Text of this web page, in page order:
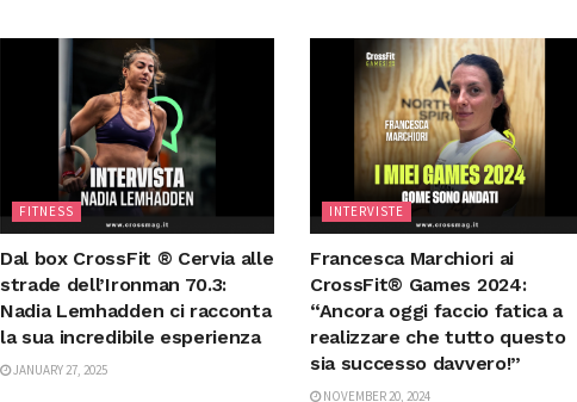
FITNESS
Dal box CrossFit ® Cervia alle
strade dell’Ironman 70.3:
Nadia Lemhadden ci racconta
la sua incredibile esperienza
JANUARY 27, 2025
INTERVISTE
Francesca Marchiori ai
CrossFit® Games 2024:
“Ancora oggi faccio fatica a
realizzare che tutto questo
sia successo davvero!”
NOVEMBER 20, 2024